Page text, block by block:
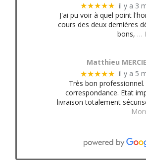
★★★★★ il y a 3
J'ai pu voir à quel point
cours des deux dernières
bons, …
Matthieu
★★★★★ il y a 5
Très bon
correspondance. Etat
livraison totalement